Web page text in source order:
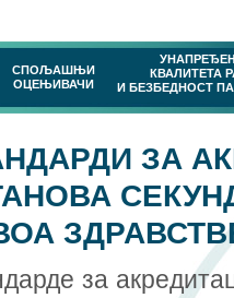
СПОЉАШЊИ
ОЦЕЊИВАЧИ
КВАЛИТЕТА
И БЕЗБЕДНОСТ
ЗА
за